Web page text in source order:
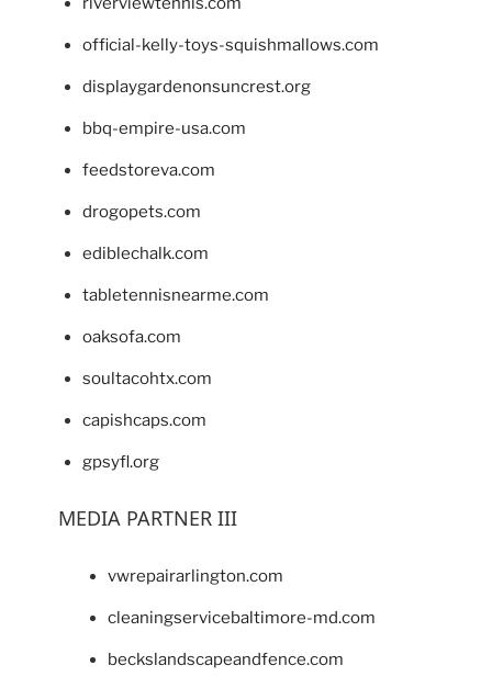
official-kelly-toys-squishmallows.com
displaygardenonsuncrest.org
bbq-empire-usa.com
feedstoreva.com
drogopets.com
ediblechalk.com
tabletennisnearme.com
oaksofa.com
soultacohtx.com
capishcaps.com
gpsyfl.org
MEDIA PARTNER III
vwrepairarlington.com
cleaningservicebaltimore-md.com
beckslandscapeandfence.com